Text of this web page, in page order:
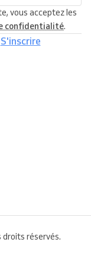
vous acceptez les
confidentialité.
S'inscrire
réservés.